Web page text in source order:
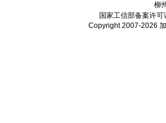
柳
国家工信部备案许可
Copyright 2007-2026